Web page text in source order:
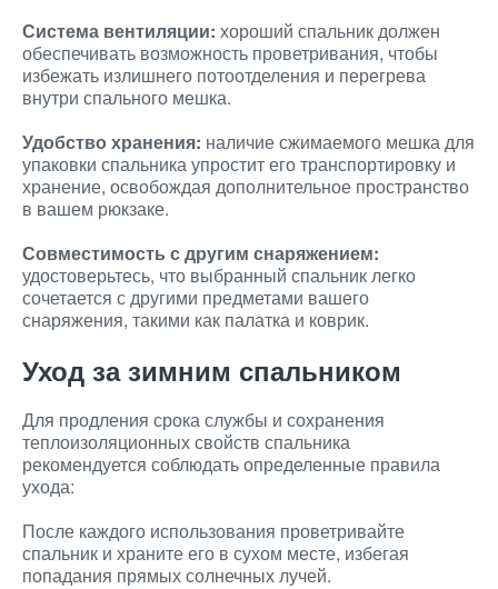
Система вентиляции: хороший спальник должен
обеспечивать возможность проветривания, чтобы
избежать излишнего потоотделения и перегрева
внутри спального мешка.
Удобство хранения: наличие сжимаемого мешка для
упаковки спальника упростит его транспортировку и
хранение, освобождая дополнительное пространство
в вашем рюкзаке.
Совместимость с другим снаряжением:
удостоверьтесь, что выбранный спальник легко
сочетается с другими предметами вашего
снаряжения, такими как палатка и коврик.
Уход за зимним спальником
Для продления срока службы и сохранения
теплоизоляционных свойств спальника
рекомендуется соблюдать определенные правила
ухода:
После каждого использования проветривайте
спальник и храните его в сухом месте, избегая
попадания прямых солнечных лучей.